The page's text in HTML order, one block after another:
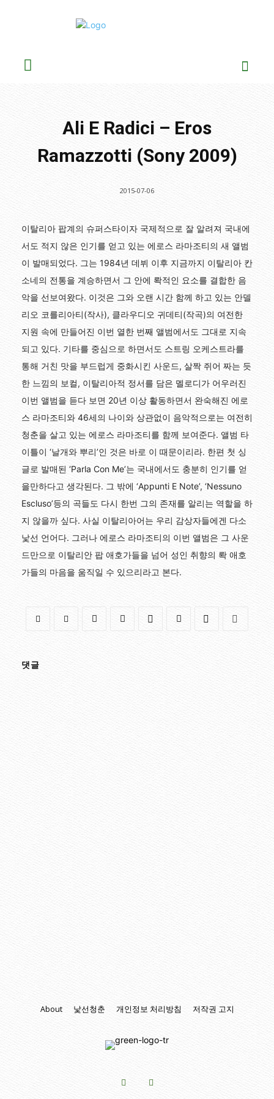
Ali E Radici – Eros
Ramazzotti (Sony 2009)
2015-07-06
이탈리아 팝계의 슈퍼스타이자 국제적으로 잘 알려져 국내에
서도 적지 않은 인기를 얻고 있는 에로스 라마조티의 새 앨범
이 발매되었다. 그는 1984년 데뷔 이후 지금까지 이탈리아 칸
소네의 전통을 계승하면서 그 안에 롹적인 요소를 결합한 음
악을 선보여왔다. 이것은 그와 오랜 시간 함께 하고 있는 안델
리오 코를리아티(작사), 클라우디오 귀데티(작곡)의 여전한
지원 속에 만들어진 이번 열한 번째 앨범에서도 그대로 지속
되고 있다. 기타를 중심으로 하면서도 스트링 오케스트라를
통해 거친 맛을 부드럽게 중화시킨 사운드, 살짝 쥐어 짜는 듯
한 느낌의 보컬, 이탈리아적 정서를 담은 멜로디가 어우러진
이번 앨범을 듣다 보면 20년 이상 활동하면서 완숙해진 에로
스 라마조티와 46세의 나이와 상관없이 음악적으로는 여전히
청춘을 살고 있는 에로스 라마조티를 함께 보여준다. 앨범 타
이틀이 ‘날개와 뿌리’인 것은 바로 이 때문이리라. 한편 첫 싱
글로 발매된 ‘Parla Con Me’는 국내에서도 충분히 인기를 얻
을만하다고 생각된다. 그 밖에 ‘Appunti E Note’, ‘Nessuno
Escluso’등의 곡들도 다시 한번 그의 존재를 알리는 역할을 하
지 않을까 싶다. 사실 이탈리아어는 우리 감상자들에겐 다소
낯선 언어다. 그러나 에로스 라마조티의 이번 앨범은 그 사운
드만으로 이탈리안 팝 애호가들을 넘어 성인 취향의 롹 애호
가들의 마음을 움직일 수 있으리라고 본다.
댓글
About 낯선청춘 개인정보 처리방침 저작권 고지